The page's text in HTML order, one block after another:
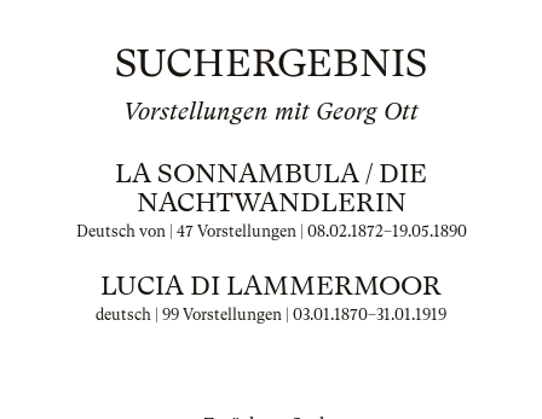
SUCHERGEBNIS
Vorstellungen mit Georg Ott
LA SONNAMBULA / DIE
NACHTWANDLERIN
Deutsch von | 47 Vorstellungen | 08.02.1872–19.05.1890
LUCIA DI LAMMERMOOR
deutsch | 99 Vorstellungen | 03.01.1870–31.01.1919